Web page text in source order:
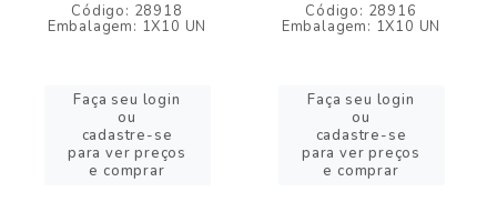
Código: 28918
Embalagem: 1X10 UN
Faça seu login
ou
cadastre-se
para ver preços
e comprar
Código: 28916
Embalagem: 1X10 UN
Faça seu login
ou
cadastre-se
para ver preços
e comprar